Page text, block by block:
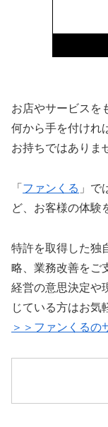
お店やサービスを
何から手を付けれ
お持ちではありま
「 ファンくる 」で
ど、お客様の体験
特許を取得した独
略、業務改善をご
経営の意思決定や
じている方はお気
＞＞ファンくるの